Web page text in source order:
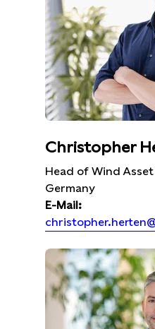
Christopher
Head of Wind
Germany
E-Mail: